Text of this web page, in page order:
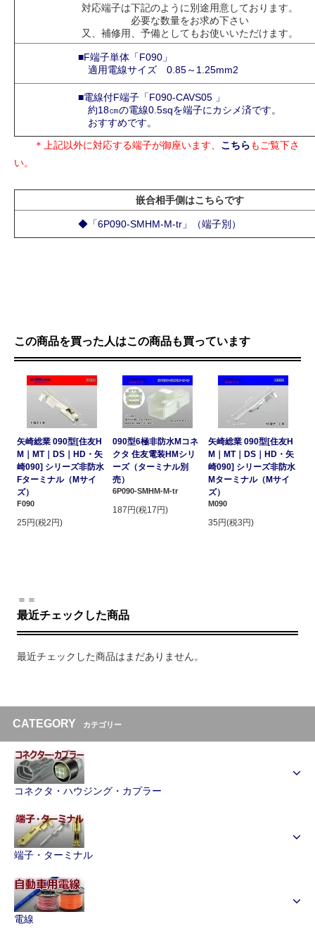
対応端子は下記のように別途用意しております。
必要な数量をお求め下さい
又、補修用、予備としてもお使いいただけます。
■F端子単体「F090」
適用電線サイズ 0.85～1.25mm2
■電線付F端子「F090-CAVS05 」
約18㎝の電線0.5sqを端子にカシメ済です。
おすすめです。
＊上記以外に対応する端子が御座います、 こちらもご覧下さ
い。
嵌合相手側はこちらです
◆「6P090-SMHM-M-tr」（端子別）
この商品を買った人はこの商品も買っています
矢崎総業 090型[住友H
M｜MT｜DS｜HD・矢
崎090] シリーズ非防水
Fターミナル（Mサイ
ズ）
F090
25円(税2円)
090型6極非防水Mコネ
クタ 住友電装HMシリ
ーズ（ターミナル別
売）
6P090-SMHM-M-tr
187円(税17円)
矢崎総業 090型[住友H
M｜MT｜DS｜HD・矢
崎090] シリーズ非防水
Mターミナル（Mサイ
ズ）
M090
35円(税3円)
＝＝
最近チェックした商品
最近チェックした商品はまだありません。
CATEGORY カテゴリー
コネクタ・ハウジング・カプラー
端子・ターミナル
電線